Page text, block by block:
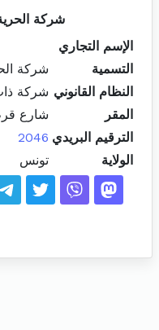
شركة
الإسم التجاري
التسمية
شركة
النظام القانوني شركة
المقر
شارع
الترقيم البريدي 2046
الولاية
تونس